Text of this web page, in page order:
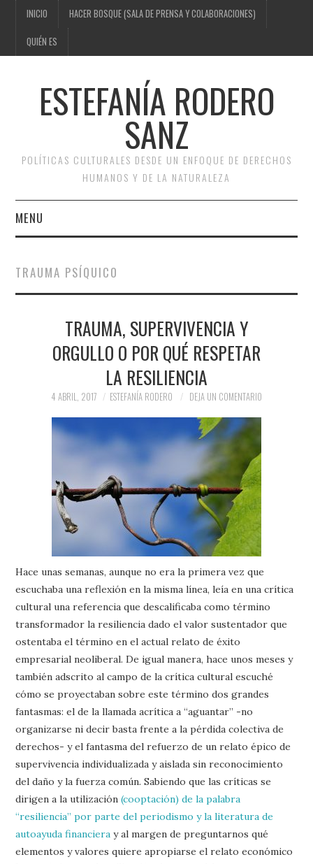
INICIO HACER BOSQUE (SALA DE PRENSA Y COLABORACIONES)
QUIÉN ES
ESTEFANÍA RODERO
SANZ
POLÍTICAS CULTURALES DESDE UN ENFOQUE DE DERECHOS
HUMANOS Y DE LA NATURALEZA
MENU
HACER BOSQUE (SALA DE
PRENSA Y
COLABORACIONES)
QUIÉN ES
TRAUMA PSÍQUICO
TRAUMA, SUPERVIVENCIA Y
ORGULLO O POR QUÉ RESPETAR
LA RESILIENCIA
4 ABRIL, 2017 ESTEFANÍA RODERO DEJA UN COMENTARIO
Hace unas semanas, aunque no era la primera vez que
escuchaba una reflexión en la misma línea, leía en una crítica
cultural una referencia que descalificaba como término
transformador la resiliencia dado el valor sustentador que
ostentaba el término en el actual relato de éxito
empresarial neoliberal. De igual manera, hace unos meses y
también adscrito al campo de la crítica cultural escuché
cómo se proyectaban sobre este término dos grandes
fantasmas: el de la llamada acrítica a “aguantar” -no
organizarse ni decir basta frente a la pérdida colectiva de
derechos- y el fantasma del refuerzo de un relato épico de
supervivencia individualizada y aislada sin reconocimiento
del daño y la fuerza común. Sabiendo que las críticas se
dirigen a la utilización(cooptación) de la palabra
“resiliencia” por parte del periodismo y la literatura de
autoayuda financiera y al margen de preguntarnos qué
elementos y valores quiere apropiarse el relato económico